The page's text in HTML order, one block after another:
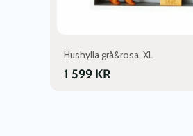
Hushylla grå&rosa, XL
1 599 KR